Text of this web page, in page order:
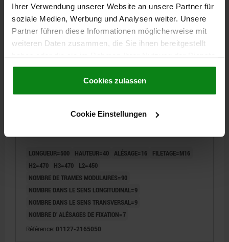
Ihrer Verwendung unserer Website an unsere Partner für
soziale Medien, Werbung und Analysen weiter. Unsere
Partner führen diese Informationen möglicherweise mit
weiteren Daten zusammen, die Sie ihnen bereitgestellt
gesammelt haben.Cookie Richtlinien
Datenschutz|AGB
Cookies zulassen
Cookie Einstellungen
01127
PALETTES INTERCHANGEABLES AVEC TRAME
LONGUEUR=500 HAUTEUR=40 ALÉSAGE=16
FILETAGE=M16
H2=470
H3=470
L2=450
NOMBRE DE TRAMES MODULAIRES=90
NOMBRE DANS LE SENS LONGITUDINAL=9
NOMBRE DANS LE SENS TRANSVERSAL=9
NOMBRE D’ ALÉSAGES DE FIXATION=7
Référence: 01127-2165050